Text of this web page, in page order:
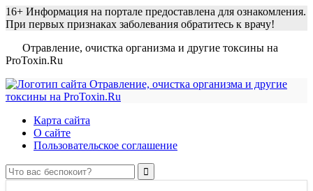
16+ Информация на портале предоставлена для ознакомления.
При первых признаках заболевания обратитесь к врачу!
Отравление, очистка организма и другие токсины на
ProToxin.Ru
Карта сайта
О сайте
Пользовательское соглашение